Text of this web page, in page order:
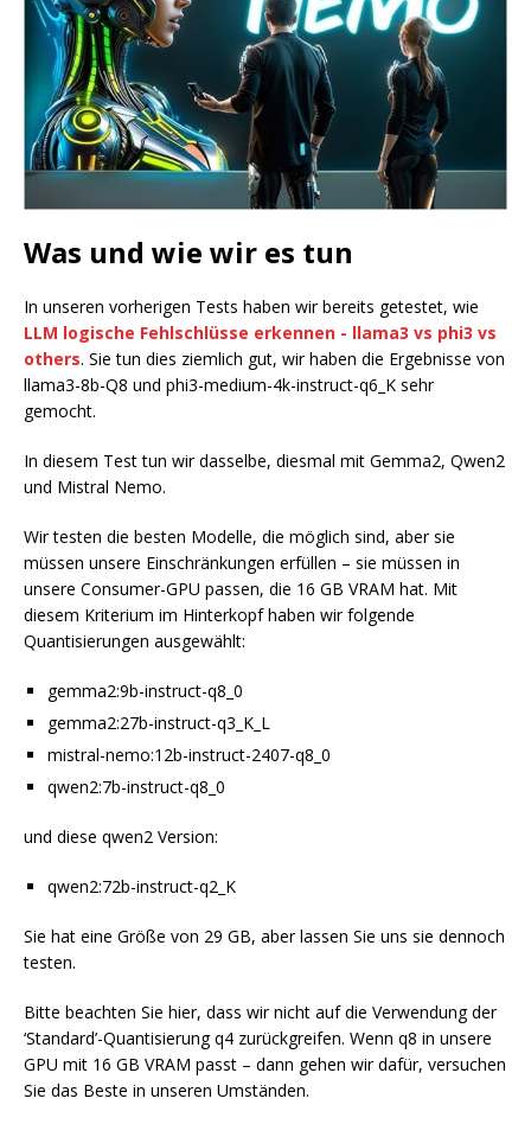
Was und wie wir es tun
In unseren vorherigen Tests haben wir bereits getestet, wie
LLM logische Fehlschlüsse erkennen - llama3 vs phi3 vs
others. Sie tun dies ziemlich gut, wir haben die Ergebnisse von
llama3-8b-Q8 und phi3-medium-4k-instruct-q6_K sehr
gemocht.
In diesem Test tun wir dasselbe, diesmal mit Gemma2, Qwen2
und Mistral Nemo.
Wir testen die besten Modelle, die möglich sind, aber sie
müssen unsere Einschränkungen erfüllen – sie müssen in
unsere Consumer-GPU passen, die 16 GB VRAM hat. Mit
diesem Kriterium im Hinterkopf haben wir folgende
Quantisierungen ausgewählt:
gemma2:9b-instruct-q8_0
gemma2:27b-instruct-q3_K_L
mistral-nemo:12b-instruct-2407-q8_0
qwen2:7b-instruct-q8_0
und diese qwen2 Version:
qwen2:72b-instruct-q2_K
Sie hat eine Größe von 29 GB, aber lassen Sie uns sie dennoch
testen.
Bitte beachten Sie hier, dass wir nicht auf die Verwendung der
‘Standard’-Quantisierung q4 zurückgreifen. Wenn q8 in unsere
GPU mit 16 GB VRAM passt – dann gehen wir dafür, versuchen
Sie das Beste in unseren Umständen.